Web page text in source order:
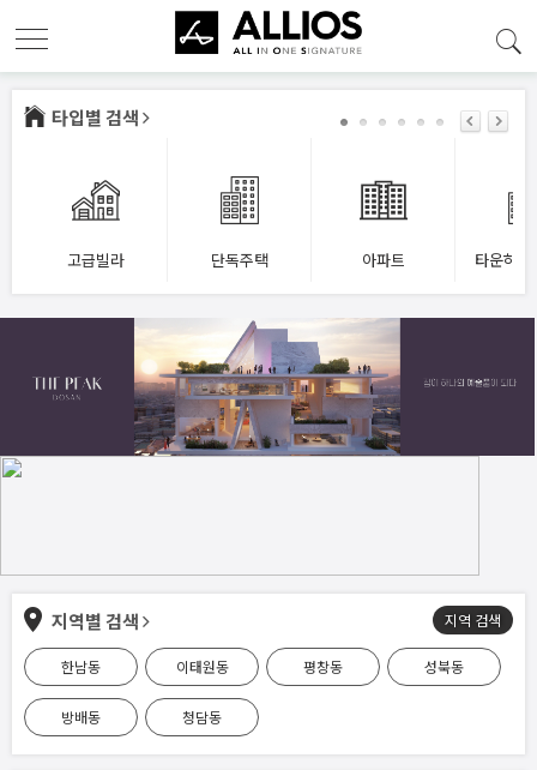
타입별 검색
고급빌라 단독주택 아파트
타운하우
지역별 검색 지역 검색
한남동 이태원동 평창동 성북동
방배동 청담동